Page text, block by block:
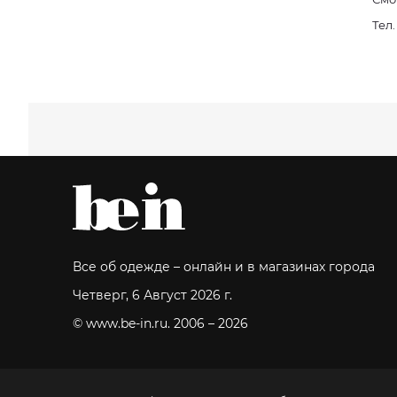
Тел.
Все об одежде – онлайн и в магазинах города
Четверг, 6 Август 2026 г.
© www.be-in.ru. 2006 – 2026